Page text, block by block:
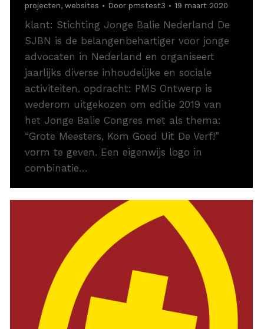
projecten,websites Door pmstest3 19 maart 2020
klant: Stichting Jonge Balie Nederland De
SJBN is de belangenbehartiger voor jonge
advocaten in Nederland en organiseert
jaarlijks diverse inhoudelijke en sociale
activiteiten. opdracht: PMS Ontwerp is
wederom uitgekozen om editie 2019 van
het Jonge Balie Congres met als thema:
“Grote Meesters, Kom Goed Uit De Verf!”
vorm te geven. Een eigenwijs logo in
combinatie…